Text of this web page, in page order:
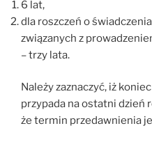
6 lat,
dla roszczeń o
związanych z
– trzy lata.
Należy zaznaczyć, iż
przypada na ostatni dzień
że termin przedawnienia